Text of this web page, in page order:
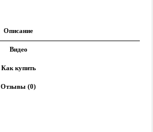
Описание
Видео
Как купить
Отзывы (0)